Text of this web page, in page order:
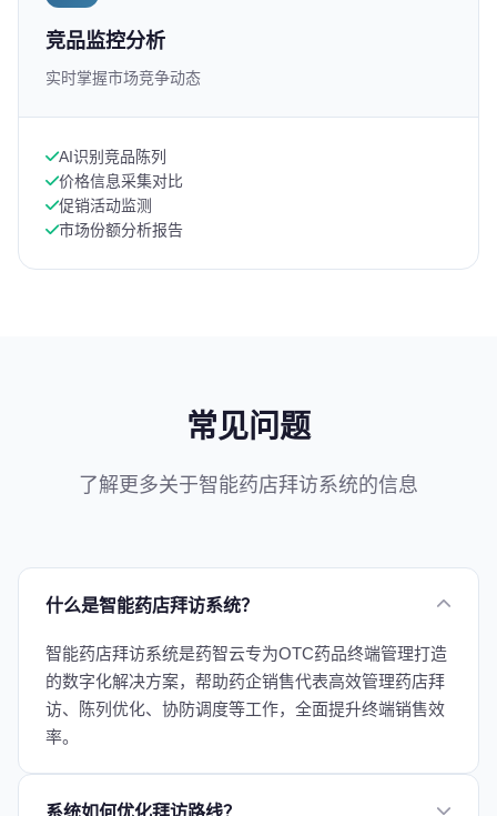
竞品监控分析
实时掌握市场竞争动态
AI识别竞品陈列
价格信息采集对比
促销活动监测
市场份额分析报告
常见问题
了解更多关于智能药店拜访系统的信息
什么是智能药店拜访系统？
智能药店拜访系统是药智云专为OTC药品终端管理打造
的数字化解决方案，帮助药企销售代表高效管理药店拜
访、陈列优化、协防调度等工作，全面提升终端销售效
率。